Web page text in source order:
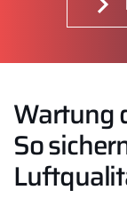
Wartung
So